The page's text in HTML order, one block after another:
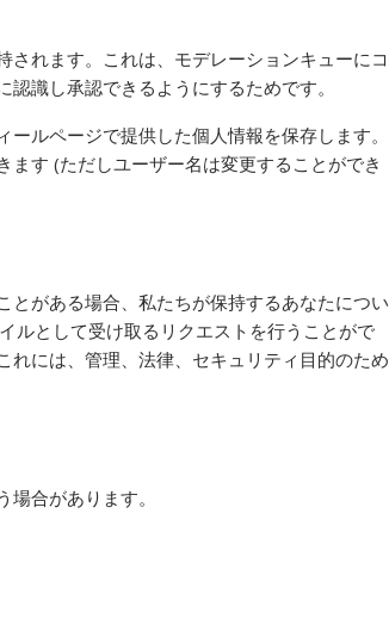
れます。これは、モデレーションキューにコ
識し承認できるようにするためです。
ルページで提供した個人情報を保存します。
す (ただしユーザー名は変更することができ
とがある場合、私たちが保持するあなたについ
ルとして受け取るリクエストを行うことがで
れには、管理、法律、セキュリティ目的のため
合があります。